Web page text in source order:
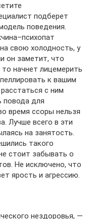
подберет
поведения.
свою холодность, у
он заметит, что
начнет лицемерить
к вашим
с ним
повода для
время ссоры нельзя
Лучше всего в эти
на занятость.
такого
стоит забывать о
Не исключено, что
ярость и агрессию.
нездоровья, —